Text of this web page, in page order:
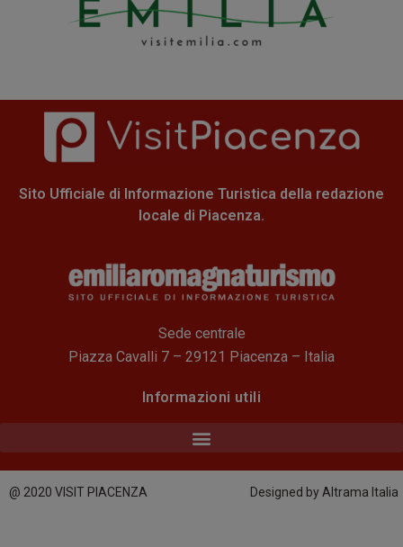
Sito Ufficiale di Informazione Turistica della redazione
locale di Piacenza.
Sede centrale
Piazza Cavalli 7 – 29121 Piacenza – Italia
Informazioni utili
@ 2020 VISIT PIACENZA Designed by Altrama Italia